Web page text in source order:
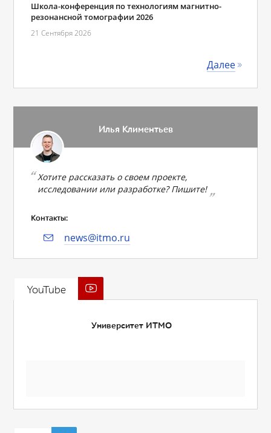
Школа-конференция по технологиям магнитно-
резонансной томографии 2026
21 Сентября 2026
Далее
Илья Климентьев
Хотите рассказать о своем проекте,
исследовании или разработке? Пишите!
Контакты:
news@itmo.ru
YouTube
Университет ИТМО